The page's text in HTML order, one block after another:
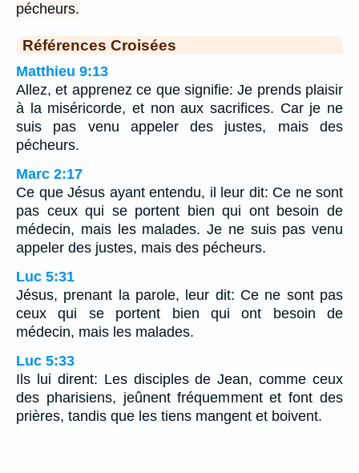
pécheurs.
Références Croisées
Matthieu 9:13
Allez, et apprenez ce que signifie: Je prends plaisir
à la miséricorde, et non aux sacrifices. Car je ne
suis pas venu appeler des justes, mais des
pécheurs.
Marc 2:17
Ce que Jésus ayant entendu, il leur dit: Ce ne sont
pas ceux qui se portent bien qui ont besoin de
médecin, mais les malades. Je ne suis pas venu
appeler des justes, mais des pécheurs.
Luc 5:31
Jésus, prenant la parole, leur dit: Ce ne sont pas
ceux qui se portent bien qui ont besoin de
médecin, mais les malades.
Luc 5:33
Ils lui dirent: Les disciples de Jean, comme ceux
des pharisiens, jeûnent fréquemment et font des
prières, tandis que les tiens mangent et boivent.